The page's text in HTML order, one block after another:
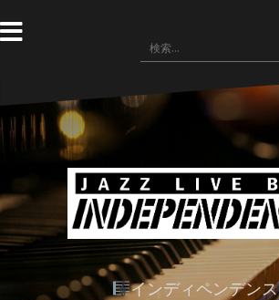
ン
テ
へ
ス
検
索:
インディペンデンス